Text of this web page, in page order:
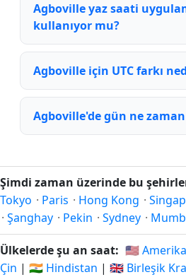
Agboville yaz saati
kullanıyor mu?
Agboville için UTC farkı
Agboville'de gün ne
Şimdi zaman üzerinde bu
Tokyo · Paris · Hong Kong ·
· Şanghay · Pekin · Sydney ·
Ülkelerde şu an saat: 🇺🇸
Çin | 🇮🇳 Hindistan | 🇬🇧 Birleşik